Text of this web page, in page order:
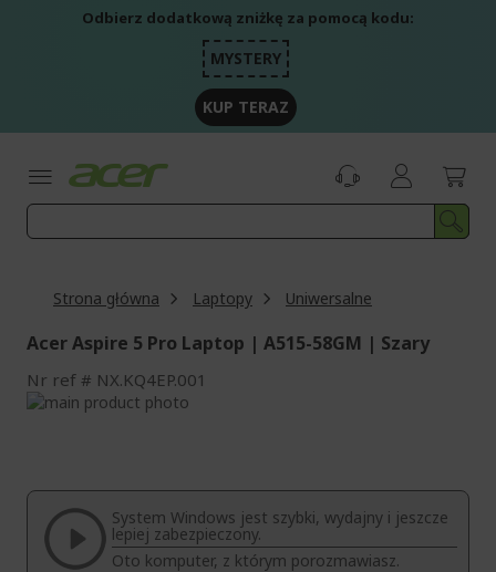
Odbierz dodatkową zniżkę za pomocą kodu:
MYSTERY
KUP TERAZ
Strona główna Laptopy Uniwersalne
Acer Aspire 5 Pro Laptop | A515-58GM | Szary
Nr ref NX.KQ4EP.001
Przejdź
galerii
System Windows jest szybki, wydajny i jeszcze
lepiej zabezpieczony.
Oto komputer, z którym porozmawiasz.